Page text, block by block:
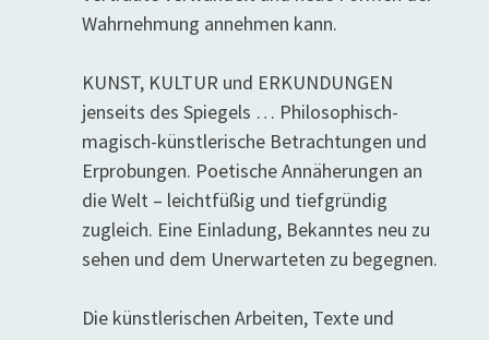
Wahrnehmung annehmen kann.
KUNST, KULTUR und ERKUNDUNGEN
jenseits des Spiegels … Philosophisch-
magisch-künstlerische Betrachtungen und
Erprobungen. Poetische Annäherungen an
die Welt – leichtfüßig und tiefgründig
zugleich. Eine Einladung, Bekanntes neu zu
sehen und dem Unerwarteten zu begegnen.
Die künstlerischen Arbeiten, Texte und